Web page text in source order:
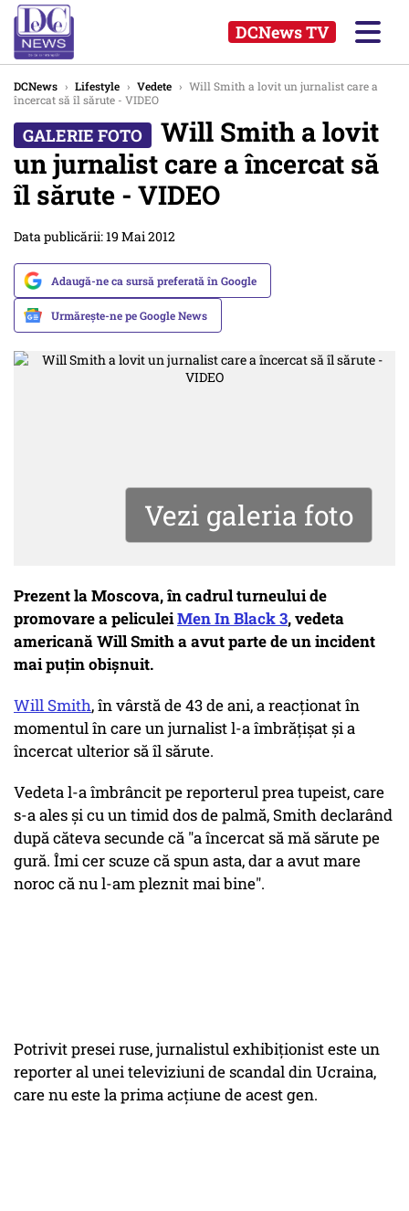
DCNews TV
DCNews › Lifestyle › Vedete › Will Smith a lovit un jurnalist care a
încercat să îl sărute - VIDEO
Will Smith a lovit
un jurnalist care a încercat să
îl sărute - VIDEO
Data publicării: 19 Mai 2012
Adaugă-ne ca sursă preferată în Google
Urmărește-ne pe Google News
Vezi galeria foto
Prezent la Moscova, în cadrul turneului de
promovare a peliculeiMen In Black 3, vedeta
americană Will Smith a avut parte de un incident
mai puţin obişnuit.
Will Smith, în vârstă de 43 de ani, a reacționat în
momentul în care un jurnalist l-a îmbrăţişat şi a
încercat ulterior să îl sărute.
Vedeta l-a îmbrâncit pe reporterul prea tupeist, care
s-a ales şi cu un timid dos de palmă, Smith declarând
după căteva secunde că "a încercat să mă sărute pe
gură. Îmi cer scuze că spun asta, dar a avut mare
noroc că nu l-am pleznit mai bine".
Potrivit presei ruse, jurnalistul exhibiţionist este un
reporter al unei televiziuni de scandal din Ucraina,
care nu este la prima acţiune de acest gen.